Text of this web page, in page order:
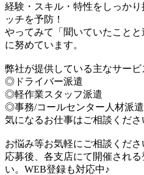
経験・スキル・特性をしっか
ッチを予防！
やってみて「聞いていたこと
に努めています。
弊社が提供している主なサー
◎ドライバー派遣
◎軽作業スタッフ派遣
◎事務/コールセンター人材派遣
気になるお仕事はご相談くださ
お悩み等お気軽にご相談くださ
応募後、各支店にて開催され
い。WEB登録も対応中♪